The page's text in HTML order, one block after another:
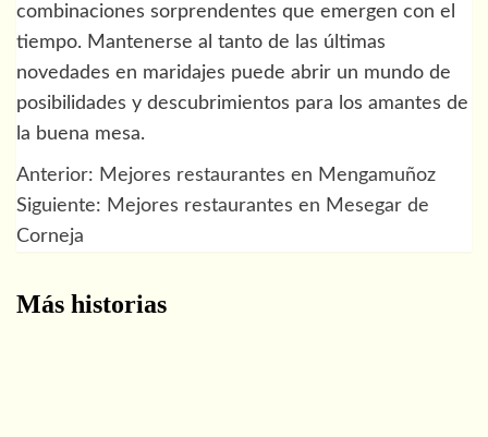
combinaciones sorprendentes que emergen con el
tiempo. Mantenerse al tanto de las últimas
novedades en maridajes puede abrir un mundo de
posibilidades y descubrimientos para los amantes de
la buena mesa.
Navegación
de
Anterior: Mejores restaurantes en Mengamuñoz
Siguiente: Mejores restaurantes en Mesegar de
Corneja
Más historias